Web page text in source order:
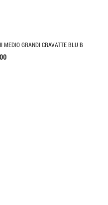
MEDIO GRANDI CRAVATTE BLU B